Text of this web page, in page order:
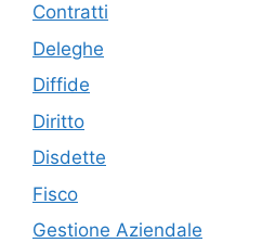
Contratti
Deleghe
Diffide
Diritto
Disdette
Fisco
Gestione Aziendale